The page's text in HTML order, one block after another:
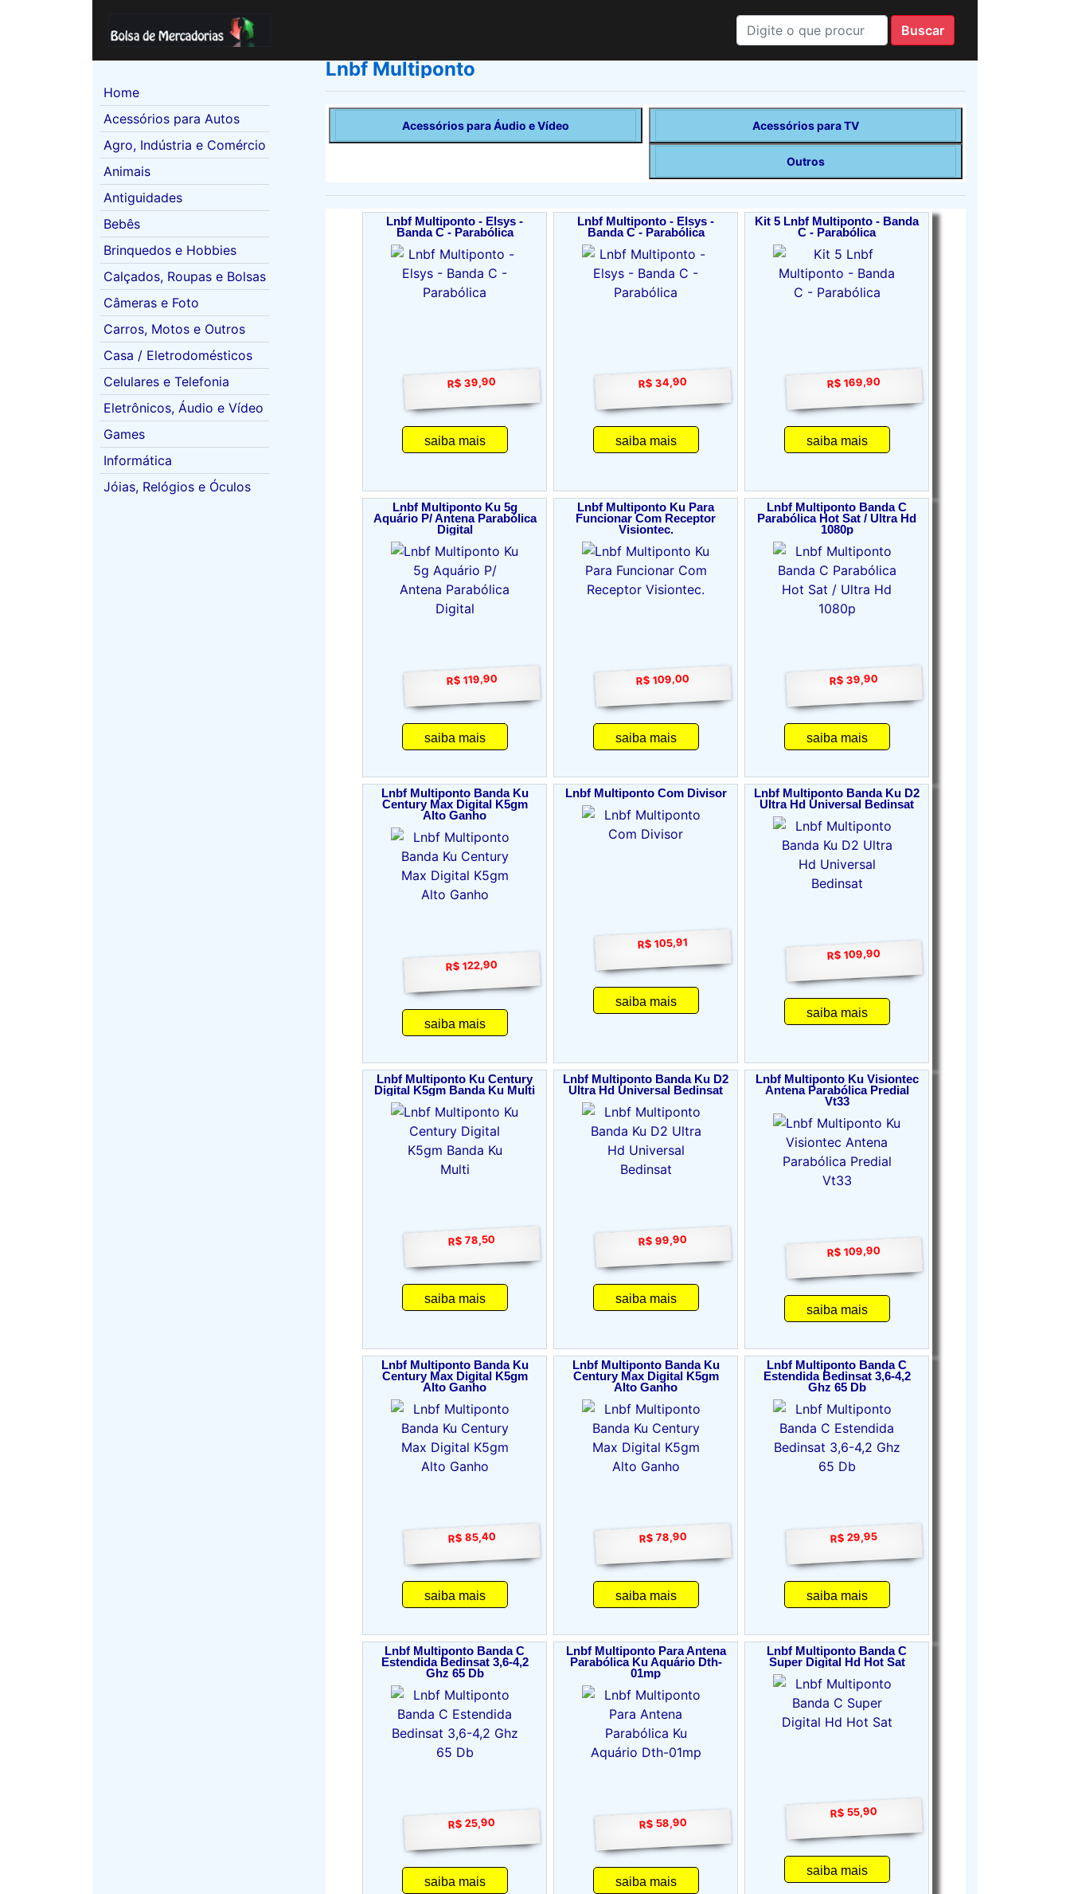
Lnbf Multiponto
Acessórios para Áudio e Vídeo Acessórios para TV
Outros
Lnbf Multiponto - Elsys -
Banda C - Parabólica
R$ 39,90
saiba mais
Lnbf Multiponto - Elsys -
Banda C - Parabólica
R$ 34,90
saiba mais
Kit 5 Lnbf Multiponto - Banda
C - Parabólica
R$ 169,90
saiba mais
Lnbf Multiponto Ku 5g
Aquário P/ Antena Parabólica
Digital
R$ 119,90
saiba mais
Lnbf Multiponto Ku Para
Funcionar Com Receptor
Visiontec.
R$ 109,00
saiba mais
Lnbf Multiponto Banda C
Parabólica Hot Sat / Ultra Hd
1080p
R$ 39,90
saiba mais
Lnbf Multiponto Banda Ku
Century Max Digital K5gm
Alto Ganho
R$ 122,90
saiba mais
Lnbf Multiponto Com Divisor
R$ 105,91
saiba mais
Lnbf Multiponto Banda Ku D2
Ultra Hd Universal Bedinsat
R$ 109,90
saiba mais
Lnbf Multiponto Ku Century
Digital K5gm Banda Ku Multi
R$ 78,50
saiba mais
Lnbf Multiponto Banda Ku D2
Ultra Hd Universal Bedinsat
R$ 99,90
saiba mais
Lnbf Multiponto Ku Visiontec
Antena Parabólica Predial
Vt33
R$ 109,90
saiba mais
Lnbf Multiponto Banda Ku
Century Max Digital K5gm
Alto Ganho
R$ 85,40
saiba mais
Lnbf Multiponto Banda Ku
Century Max Digital K5gm
Alto Ganho
R$ 78,90
saiba mais
Lnbf Multiponto Banda C
Estendida Bedinsat 3,6-4,2
Ghz 65 Db
R$ 29,95
saiba mais
Lnbf Multiponto Banda C
Estendida Bedinsat 3,6-4,2
Ghz 65 Db
R$ 25,90
saiba mais
Lnbf Multiponto Para Antena
Parabólica Ku Aquário Dth-
01mp
R$ 58,90
saiba mais
Lnbf Multiponto Banda C
Super Digital Hd Hot Sat
R$ 55,90
saiba mais
Home(current)
Acessórios para Autos
Agro, Indústria e Comércio
Animais
Antiguidades
Bebês
Brinquedos e Hobbies
Calçados, Roupas e Bolsas
Câmeras e Foto
Carros, Motos e Outros
Casa / Eletrodomésticos
Celulares e Telefonia
Eletrônicos, Áudio e Vídeo
Games
Informática
Jóias, Relógios e Óculos